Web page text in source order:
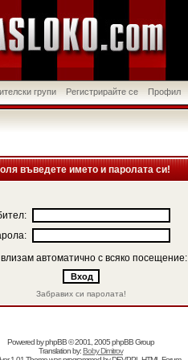
групи Регистрирайте се Профил
въведете името и паролата си!
автоматично с всяко посещение:
Забравих си паролата!
Powered byphpBB© 2001, 2005 phpBB Group
Translation by:Boby Dimitrov